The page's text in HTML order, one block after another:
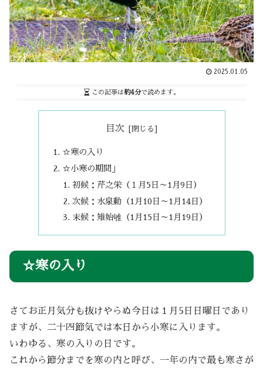
2025.01.05
この記事は約4分で読めます。
目次
☆寒の入り
☆小寒の期間」
初候：芹之栄（１月5日～1月9日）
次候：水泉動（1月10日～1月14日）
末候：雉始雊（1月15日～1月19日）
☆寒の入り
さてお正月気分も抜けやらぬ今日は１月5日日曜日であり
ますが、二十四節気では本日から小寒に入ります。
いわゆる、寒の入りの日です。
これから節分までを寒の内と呼び、一年の内で最も寒さが